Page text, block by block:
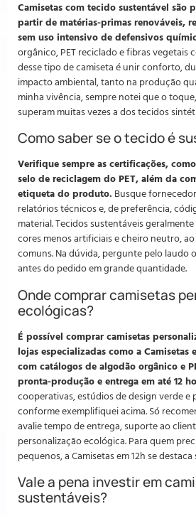
Camisetas com tecido sustentável são
partir de matérias-primas renováveis,
sem uso intensivo de defensivos
orgânico, PET reciclado e fibras vegetais
desse tipo de camiseta é unir conforto,
impacto ambiental, tanto na produção
minha vivência, sempre notei que o
superam muitas vezes a dos tecidos
Como saber se o tecido é
Verifique sempre as certificações, como
selo de reciclagem do PET, além da
etiqueta do produto. Busque
relatórios técnicos e, de preferência,
material. Tecidos sustentáveis
cores menos artificiais e cheiro neutro,
comuns. Na dúvida, pergunte pelo laudo
antes do pedido em grande quantidade.
Onde comprar camisetas
ecológicas?
É possível comprar camisetas
lojas especializadas como a Camisetas
com catálogos de algodão orgânico e
pronta-produção e entrega em até 12
cooperativas, estúdios de design verde e
conforme exemplifiquei acima. Só
avalie tempo de entrega, suporte ao
personalização ecológica. Para quem
pequenos, a Camisetas em 12h se
Vale a pena investir em
sustentáveis?